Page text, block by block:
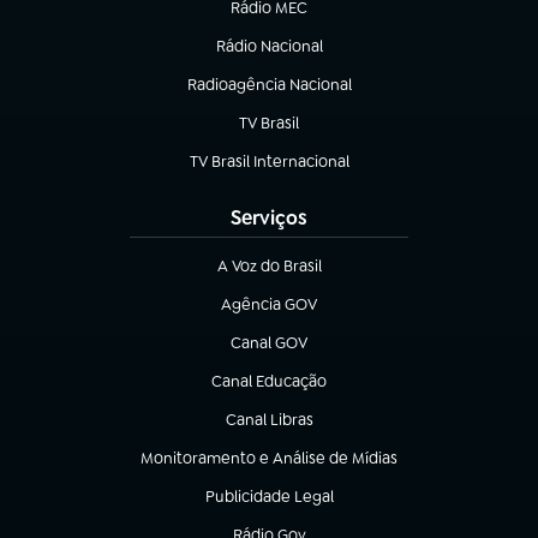
Rádio MEC
(abre em nova aba)
Rádio Nacional
Radioagência Nacional
(abre em nova aba)
TV Brasil
(abre em nova aba)
TV Brasil Internacional
(abre em nova aba)
Serviços
A Voz do Brasil
(abre em nova aba)
Agência GOV
(abre em nova aba)
Canal GOV
(abre em nova aba)
Canal Educação
(abre em nova aba)
Canal Libras
(abre em nova aba)
Monitoramento e Análise de Mídias
(abre em nova aba)
Publicidade Legal
(abre em nova aba)